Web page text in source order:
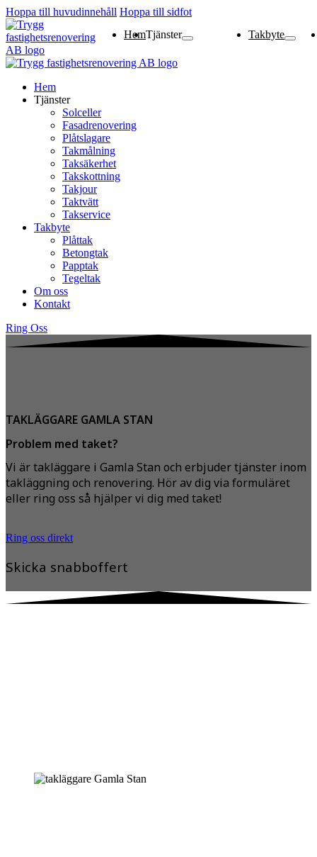
Hoppa till huvudinnehåll Hoppa till sidfot
HemTjänsterSolceller
Fasadrenovering
Plåtslagare
Takmålning
Taksäkerhet
Takskottning
Takjour
Taktvätt
Takservice TakbytePlåttak
Papptak
Tegeltak
Hem
Tjänster
Solceller
Fasadrenovering
Plåtslagare
Takmålning
Taksäkerhet
Takskottning
Takjour
Taktvätt
Takservice
Takbyte
Plåttak
Betongtak
Papptak
Tegeltak
Om oss
Kontakt
Ring Oss
TAKLÄGGARE GAMLA STAN
Problem med taket?
Vi är takläggare i Gamla Stan och erbjuder tjänster inom
takläggning och renovering. Hör av dig via formuläret
eller ring oss så hjälper vi dig med taket!
Ring oss direkt
Skicka snabboffert